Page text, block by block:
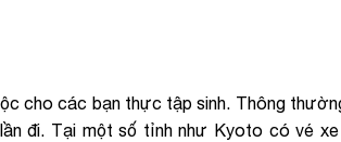
cho các bạn thực tập sinh. Thông
đi. Tại một số tỉnh như Kyoto có vé